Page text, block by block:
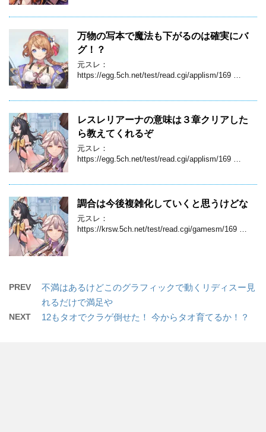
万物の写本で魔法も下がるのは確実にバ
グ！？
元スレ：
https://egg.5ch.net/test/read.cgi/applism/169 …
レスレリアーナの意味は３章クリアした
ら教えてくれるぞ
元スレ：
https://egg.5ch.net/test/read.cgi/applism/169 …
調合は今後複雑化していくと思うけどな
元スレ：
https://krsw.5ch.net/test/read.cgi/gamesm/169 …
PREV
不満はあるけどこのグラフィックで動くリディスー見
れるだけで満足や
NEXT 12もタオでクラゲ倒せた！ 今からタオ育てるか！？